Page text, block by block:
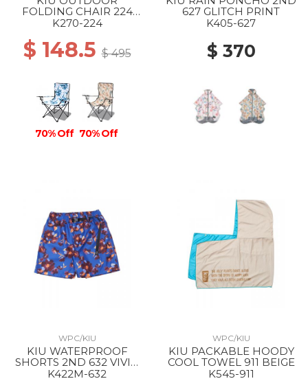
FOLDING CHAIR 224
GRUNGE TIE DYE
K270-224
$ 148.5$ 495
70% Off 70% Off
627 GLITCH PRINT
K405-627
$ 370
WPC/KIU
KIU WATERPROOF
SHORTS 2ND 632 VIVID
FLOWER
K422M-632
WPC/KIU
KIU PACKABLE HOODY
COOL TOWEL 911 BEIGE
K545-911